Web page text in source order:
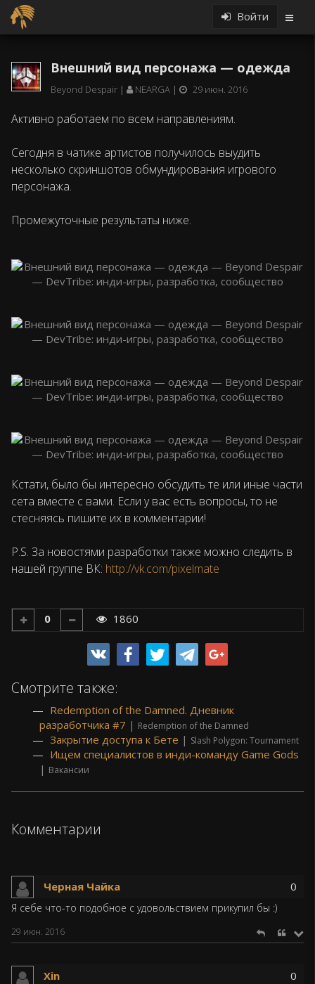
Войти
Внешний вид персонажа — одежда
Beyond Despair NEARGA 29 июн. 2016
Активно работаем по всем направлениям.
Сегодня в чатике артистов получилось выудить
несколько скриншотов обмундирования игрового
персонажа.
Промежуточные результаты ниже.
Кстати, было бы интересно обсудить те или иные части
сета вместе с вами. Если у вас есть вопросы, то не
стесняясь пишите их в комментарии!
P.S. За новостями разработки также можно следить в
нашей группе ВК: http://vk.com/pixelmate
0 1860
Смотрите также:
Redemption of the Damned. Дневник
разработчика #7 | Redemption of the Damned
Закрытие доступа к Бете | Slash Polygon: Tournament
Ищем специалистов в инди-команду Game Gods
| Вакансии
Комментарии
Черная Чайка 0
Я себе что-то подобное с удовольствием прикупил бы :)
29 июн. 2016
Xin 0